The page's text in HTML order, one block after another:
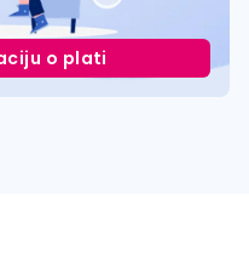
o plati